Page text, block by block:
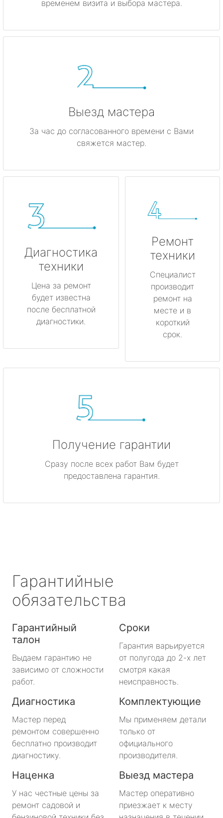
временем визита и выбора мастера.
Выезд мастера
За час до согласованного времени с Вами
свяжется мастер.
Диагностика
техники
Цена за ремонт
будет известна
после бесплатной
диагностики.
Ремонт
техники
Специалист
производит
ремонт на
месте и в
короткий
срок.
Получение гарантии
Сразу после всех работ Вам будет
предоставлена гарантия.
Гарантийные
обязательства
Гарантийный
талон
Выдаем гарантию не
зависимо от сложности
работ.
Сроки
Гарантия варьируется
от полугода до 2-х лет
смотря какая
неисправность.
Диагностика
Мастер перед
ремонтом совершенно
бесплатно производит
диагностику.
Комплектующие
Мы применяем детали
только от
официального
производителя.
Наценка
У нас честные цены за
ремонт садовой и
Выезд мастера
Мастер оперативно
приезжает к месту